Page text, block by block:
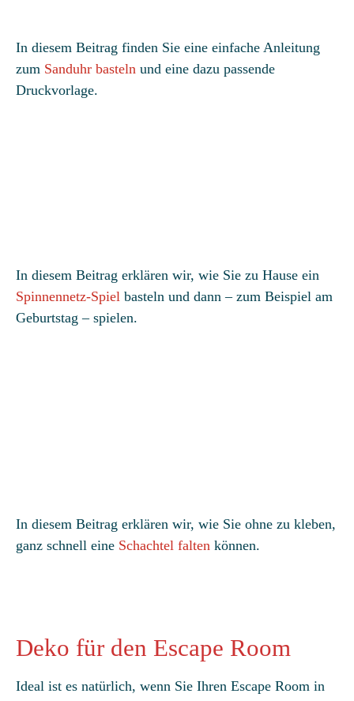
In diesem Beitrag finden Sie eine einfache Anleitung
zum Sanduhr basteln und eine dazu passende
Druckvorlage.
In diesem Beitrag erklären wir, wie Sie zu Hause ein
Spinnennetz-Spiel basteln und dann – zum Beispiel am
Geburtstag – spielen.
In diesem Beitrag erklären wir, wie Sie ohne zu kleben,
ganz schnell eine Schachtel falten können.
Deko für den Escape Room
Ideal ist es natürlich, wenn Sie Ihren Escape Room in